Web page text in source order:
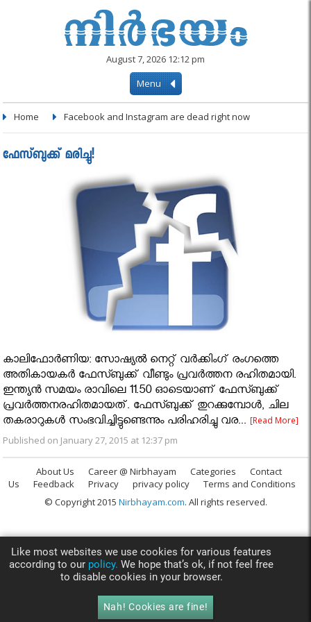
August 7, 2026 12:12 pm
Menu
Home Facebook and Instagram are dead right now
ഫേസ്ബുക്ക് മരിച്ചു!
കാലിഫോര്‍ണിയ: സോഷ്യല്‍ നെറ്റ് വര്‍ക്കിംഗ് രംഗത്തെ
അതികായകര്‍ ഫേസ്ബുക്ക് വീണ്ടും പ്രവര്‍ത്തന രഹിതമായി.
ഇന്ത്യന്‍ സമയം രാവിലെ 11.50 ഓടെയാണ് ഫേസ്ബുക്ക്
പ്രവര്‍ത്തനരഹിതമായത്. ഫേസ്ബുക്ക് തുറക്കുമ്പോള്‍, ചില
തകരാറുകള്‍ സംഭവിച്ചിട്ടുണ്ടെന്നും പരിഹരിച്ചു വര...[Read More]
Published on January 27, 2015 at 12:37 pm
About Us Career @ Nirbhayam Categories
Contact
Us
Feedback Privacy privacy policy
Terms and Conditions
© Copyright 2015 Nirbhayam.com. All rights reserved.
Like most websites we use cookies for various features
according to our policy. We hope that’s ok, if not feel free
to disable cookies in your browser.
Nah! Cookies are fine!